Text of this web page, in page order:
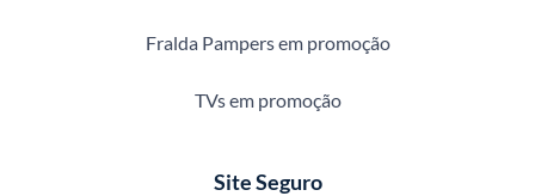
Fralda Pampers em promoção
TVs em promoção
Site Seguro